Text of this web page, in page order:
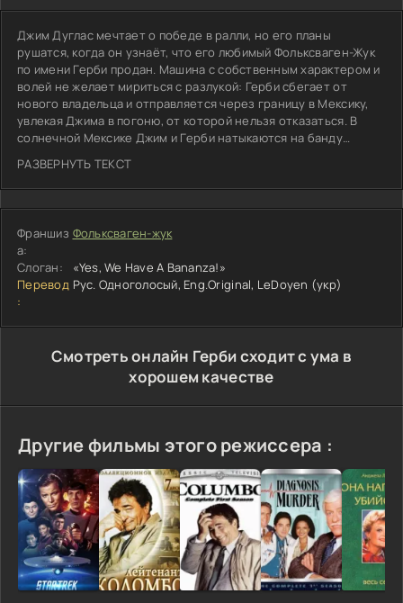
Джим Дуглас мечтает о победе в ралли, но его планы
рушатся, когда он узнаёт, что его любимый Фольксваген-Жук
по имени Герби продан. Машина с собственным характером и
волей не желает мириться с разлукой: Герби сбегает от
нового владельца и отправляется через границу в Мексику,
увлекая Джима в погоню, от которой нельзя отказаться. В
солнечной Мексике Джим и Герби натыкаются на банду
улочки, погони и подозрительные личности, которые не рады
чужакам. Жук, верный и изобретательный, становится не
просто средством передвижения, а единственным союзником
не угодить в руки преступников, когда каждый манёвр Герби
привлекает всё больше внимания?
РАЗВЕРНУТЬ ТЕКСТ
Франшиз
а:
Фольксваген-жук
Слоган:
«Yes, We Have A Bananza!»
Перевод
:
Рус. Одноголосый, Eng.Original, LeDoyen (укр)
Cмотреть онлайн Герби сходит с ума в
хорошем качестве
Другие фильмы этого режиссера :